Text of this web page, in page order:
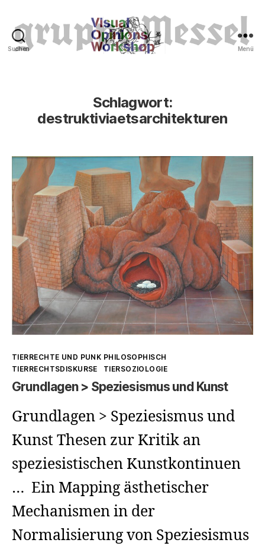
Suchen Menü
Schlagwort:
destruktiviaetsarchitekturen
Kategorien
TIERRECHTE UND PUNK PHILOSOPHISCH
TIERRECHTSDISKURSE
TIERSOZIOLOGIE
Grundlagen > Speziesismus und Kunst
Grundlagen > Speziesismus und
Kunst Thesen zur Kritik an
speziesistischen Kunstkontinuen
… Ein Mapping ästhetischer
Mechanismen in der
Normalisierung von Speziesismus